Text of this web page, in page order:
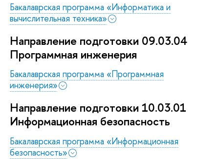
Бакалаврская программа «Информатика и
вычислительная техника»
Направление подготовки 09.03.04
Программная инженерия
Бакалаврская программа «Программная
инженерия»
Направление подготовки 10.03.01
Информационная безопасность
Бакалаврская программа «Информационная
безопасность»